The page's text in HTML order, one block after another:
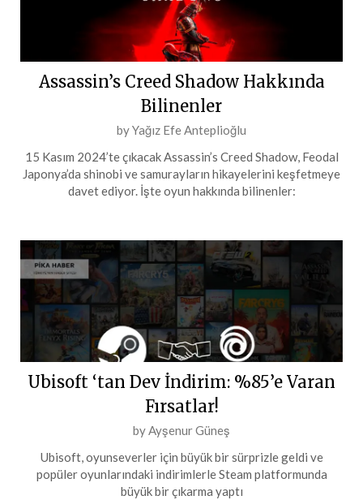
Assassin’s Creed Shadow Hakkında
Bilinenler
Posted
16
Mayıs
byYağız Efe Anteplioğlu
15 Kasım 2024’te çıkacak Assassin’s Creed Shadow, Feodal
Japonya’da shinobi ve samurayların hikayelerini keşfetmeye
davet ediyor. İşte oyun hakkında bilinenler:
Ubisoft ‘tan Dev İndirim: %85’e Varan
Fırsatlar!
Posted
on
20
Şubat
byAyşenur Güneş
Ubisoft, oyunseverler için büyük bir sürprizle geldi ve
popüler oyunlarındaki indirimlerle Steam platformunda
büyük bir çıkarma yaptı